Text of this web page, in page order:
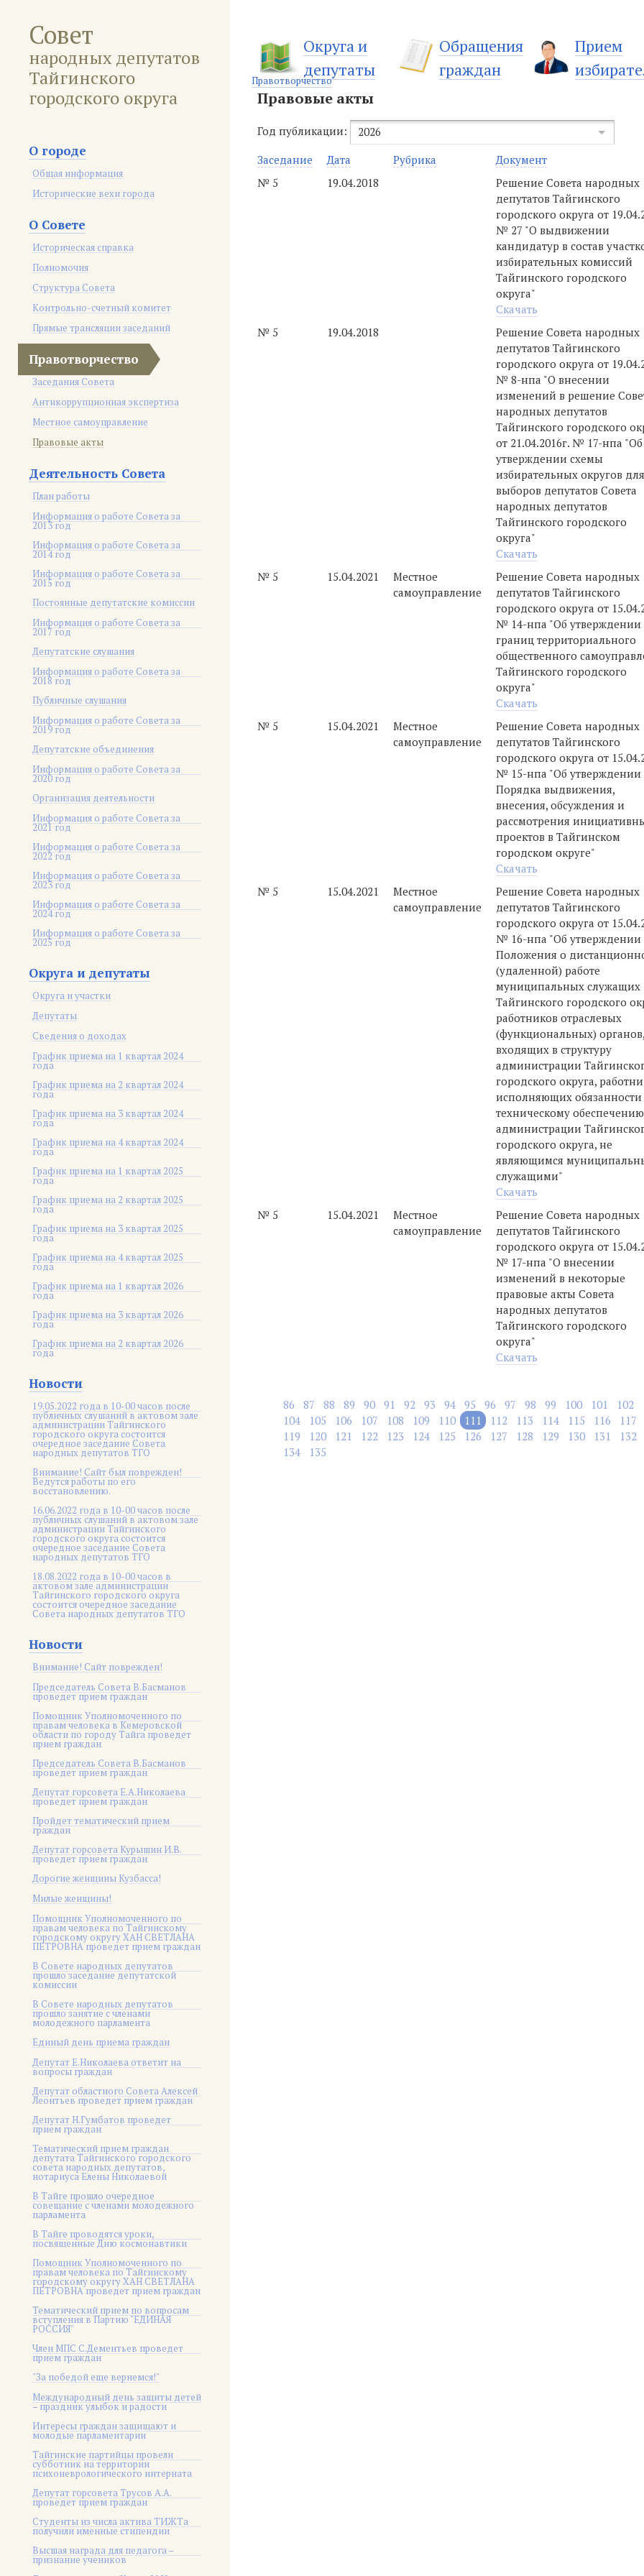
Совет
народных депутатов
Тайгинского
городского округа
О городе
Общая информация
Исторические вехи города
О Совете
Историческая справка
Полномочия
Структура Совета
Контрольно-счетный комитет
Прямые трансляции заседаний
Правотворчество
Заседания Совета
Антикоррупционная экспертиза
Местное самоуправление
Правовые акты
Деятельность Совета
План работы
Информация о работе Совета за
2013 год
Информация о работе Совета за
2014 год
Информация о работе Совета за
2015 год
Постоянные депутатские комиссии
Информация о работе Совета за
2017 год
Депутатские слушания
Информация о работе Совета за
2018 год
Публичные слушания
Информация о работе Совета за
2019 год
Депутатские объединения
Информация о работе Совета за
2020 год
Организация деятельности
Информация о работе Совета за
2021 год
Информация о работе Совета за
2022 год
Информация о работе Совета за
2023 год
Информация о работе Совета за
2024 год
Информация о работе Совета за
2025 год
Округа и депутаты
Округа и участки
Депутаты
Сведения о доходах
График приема на 1 квартал 2024
года
График приема на 2 квартал 2024
года
График приема на 3 квартал 2024
года
График приема на 4 квартал 2024
года
График приема на 1 квартал 2025
года
График приема на 2 квартал 2025
года
График приема на 3 квартал 2025
года
График приема на 4 квартал 2025
года
График приема на 1 квартал 2026
года
График приема на 3 квартал 2026
года
График приема на 2 квартал 2026
года
Новости
19.05.2022 года в 10-00 часов после
публичных слушаний в актовом зале
администрации Тайгинского
городского округа состоится
очередное заседание Совета
народных депутатов ТГО
Внимание! Сайт был поврежден!
Ведутся работы по его
восстановлению.
16.06.2022 года в 10-00 часов после
публичных слушаний в актовом зале
администрации Тайгинского
городского округа состоится
очередное заседание Совета
народных депутатов ТГО
18.08.2022 года в 10-00 часов в
актовом зале администрации
Тайгинского городского округа
состоится очередное заседание
Совета народных депутатов ТГО
Новости
Внимание! Сайт поврежден!
Председатель Совета В.Басманов
проведет прием граждан
Помощник Уполномоченного по
правам человека в Кемеровской
области по городу Тайга проведет
прием граждан
Председатель Совета В.Басманов
проведет прием граждан
Депутат горсовета Е.А.Николаева
проведет прием граждан
Пройдет тематический прием
граждан
Депутат горсовета Курышин И.В.
проведет прием граждан
Дорогие женщины Кузбасса!
Милые женщины!
Помощник Уполномоченного по
правам человека по Тайгинскому
городскому округу ХАН СВЕТЛАНА
ПЕТРОВНА проведет прием граждан
В Совете народных депутатов
прошло заседание депутатской
комиссии
В Совете народных депутатов
прошло занятие с членами
молодежного парламента
Единый день приема граждан
Депутат Е.Николаева ответит на
вопросы граждан
Депутат областного Совета Алексей
Леонтьев проведет прием граждан
Депутат Н.Гумбатов проведет
прием граждан
Тематический прием граждан
депутата Тайгинского городского
совета народных депутатов,
нотариуса Елены Николаевой
В Тайге прошло очередное
совещание с членами молодежного
парламента
В Тайге проводятся уроки,
посвященные Дню космонавтики
Помощник Уполномоченного по
правам человека по Тайгинскому
городскому округу ХАН СВЕТЛАНА
ПЕТРОВНА проведет прием граждан
Тематический прием по вопросам
вступления в Партию "ЕДИНАЯ
РОССИЯ"
Член МПС С.Дементьев проведет
прием граждан
"За победой еще вернемся!"
Международный день защиты детей
– праздник улыбок и радости
Интересы граждан защищают и
молодые парламентарии
Тайгинские партийцы провели
субботник на территории
психоневрологического интерната
Депутат горсовета Трусов А.А.
проведет прием граждан
Студенты из числа актива ТИЖТа
получили именные стипендии
Высшая награда для педагога –
признание учеников
Округа и
депутаты
Обращения
граждан
Прием
Правотворчество
Правовые акты
Год публикации:
2026
Заседание
Дата Рубрика
Документ
№ 5
19.04.2018
Решение Совета народных
депутатов Тайгинского
городского округа от
№ 27 "О выдвижении
кандидатур в состав
избирательных комиссий
Тайгинского городского
округа"
Скачать
№ 5
19.04.2018
Решение Совета народных
депутатов Тайгинского
городского округа от
№ 8-нпа "О внесении
изменений в решение
народных депутатов
Тайгинского городского
от 21.04.2016г. № 17-нпа "Об
утверждении схемы
избирательных округов для
выборов депутатов Совета
народных депутатов
Тайгинского городского
округа"
Скачать
№ 5
15.04.2021
Местное
самоуправление
Решение Совета народных
депутатов Тайгинского
городского округа от
№ 14-нпа "Об утверждении
границ территориального
общественного
Тайгинского городского
округа"
Скачать
№ 5
15.04.2021
Местное
самоуправление
Решение Совета народных
депутатов Тайгинского
городского округа от
№ 15-нпа "Об утверждении
Порядка выдвижения,
внесения, обсуждения и
рассмотрения
проектов в Тайгинском
городском округе"
Скачать
№ 5
15.04.2021
Местное
самоуправление
Решение Совета народных
депутатов Тайгинского
городского округа от
№ 16-нпа "Об утверждении
Положения о
(удаленной) работе
муниципальных служащих
Тайгинского городского
работников отраслевых
(функциональных) органов,
входящих в структуру
администрации
городского округа,
исполняющих
техническому обеспечению
администрации
городского округа, не
являющимся
служащими"
Скачать
№ 5
15.04.2021
Местное
самоуправление
Решение Совета народных
депутатов Тайгинского
городского округа от
№ 17-нпа "О внесении
изменений в некоторые
правовые акты Совета
народных депутатов
Тайгинского городского
округа"
Скачать
86 87 88 89 90 91 92 93 94 95 96 97 98 99 100 101 102
104
105 106 107 108 109 110 111 112 113 114 115 116 117
119
120 121 122 123 124 125 126 127 128 129 130 131 132
134
135